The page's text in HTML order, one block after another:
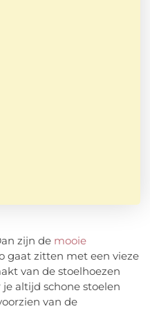
zijn de mooie
gaat zitten met een vieze
van de stoelhoezen
altijd schone stoelen
van de